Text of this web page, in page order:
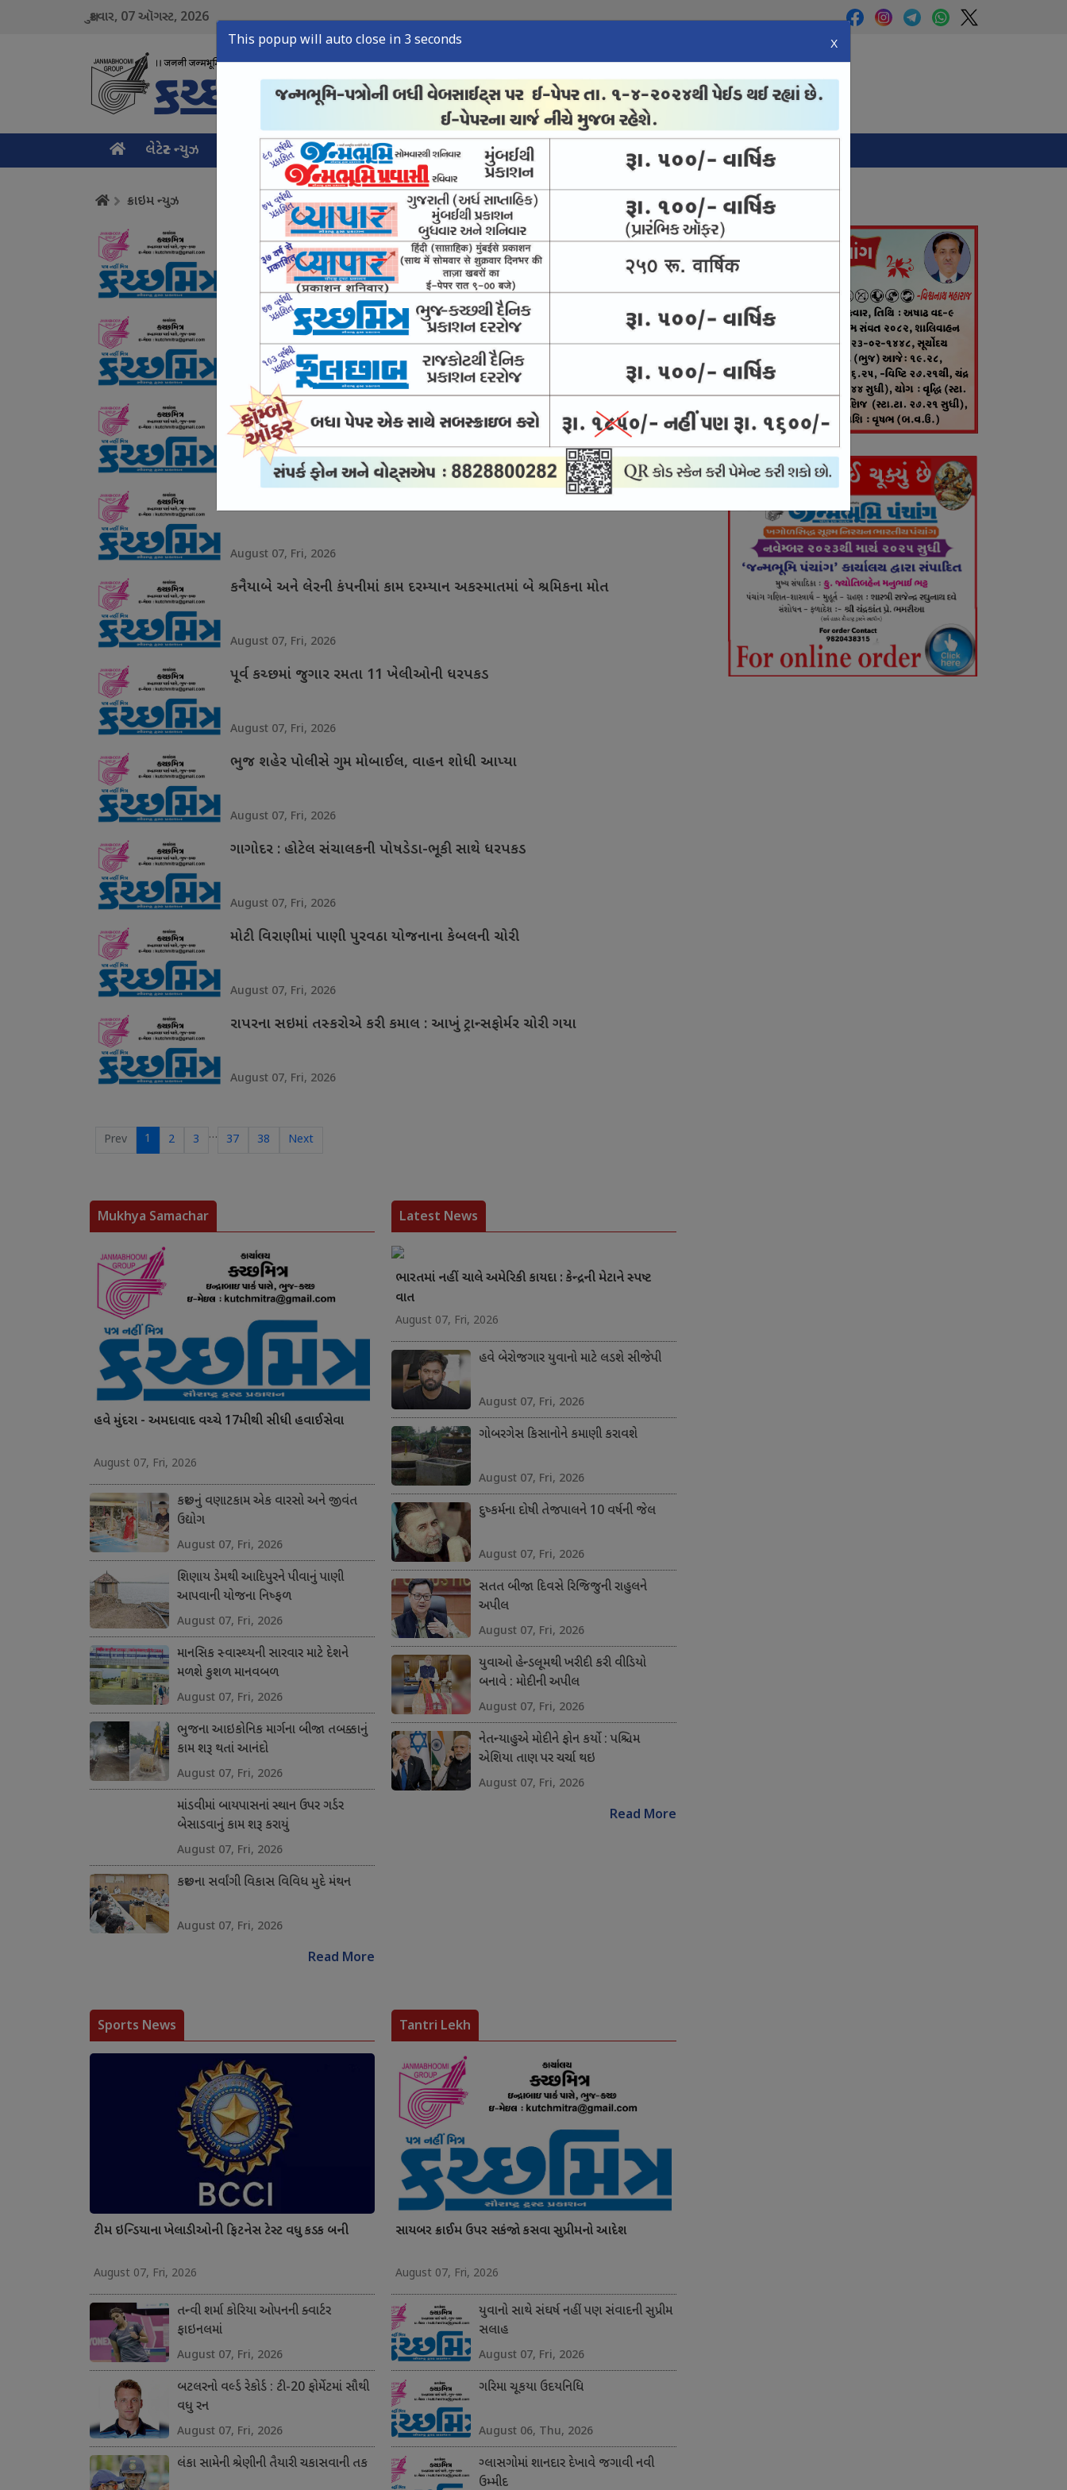
શુક્રવાર, 07ઑગસ્ટ, 2026
લેટેસ્ટ ન્યુઝ મુખ્ય સમાચાર ક્રાઇમ ન્યુઝ સ્પોર્ટ્સ ન્યુઝ તંત્રી લેખ ઈ-પેપર
This popup will auto close in 2 seconds X
ક્રાઇમ ન્યુઝ
સામખિયાળી : ચાલુ ટ્રેનમાં યુવાનના મોબાઇલની ચોરી
August 07, Fri, 2026
ભુજમાં વ્યાજખોરી અંગે પોલીસ ફરિયાદ દાખલ
August 07, Fri, 2026
ભુજમાં તીનપત્તીનો જુગાર રમતા છ મહિલા સહિત આઠ ખેલી પકડાયા
August 07, Fri, 2026
August 07, Fri, 2026
કનૈયાબે અને લેરની કંપનીમાં કામ દરમ્યાન અકસ્માતમાં બે શ્રમિકના મોત
August 07, Fri, 2026
પૂર્વ કચ્છમાં જુગાર રમતા 11 ખેલીઓની ધરપકડ
August 07, Fri, 2026
ભુજ શહેર પોલીસે ગુમ મોબાઈલ, વાહન શોધી આપ્યા
August 07, Fri, 2026
ગાગોદર : હોટેલ સંચાલકની પોષડેડા-ભૂકી સાથે ધરપકડ
August 07, Fri, 2026
મોટી વિરાણીમાં પાણી પુરવઠા યોજનાના કેબલની ચોરી
August 07, Fri, 2026
રાપરના સઇમાં તસ્કરોએ કરી કમાલ : આખું ટ્રાન્સફોર્મર ચોરી ગયા
August 07, Fri, 2026
Prev 1 2 3 … 37 38 Next
Panchang
Mukhya Samachar
હવે મુંદરા - અમદાવાદ વચ્ચે 17મીથી સીધી હવાઈસેવા
August 07, Fri, 2026
કચ્છનું વણાટકામ એક વારસો અને જીવંત
ઉદ્યોગ
August 07, Fri, 2026
શિણાય ડેમથી આદિપુરને પીવાનું પાણી
આપવાની યોજના નિષ્ફળ
August 07, Fri, 2026
માનસિક સ્વાસ્થ્યની સારવાર માટે દેશને
મળશે કુશળ માનવબળ
August 07, Fri, 2026
ભુજના આઇકોનિક માર્ગના બીજા તબક્કાનું
કામ શરૂ થતાં આનંદો
August 07, Fri, 2026
માંડવીમાં બાયપાસનાં સ્થાન ઉપર ગર્ડર
બેસાડવાનું કામ શરૂ કરાયું
August 07, Fri, 2026
કચ્છના સર્વાંગી વિકાસ વિવિધ મુદે મંથન
August 07, Fri, 2026
Read More
Latest News
ભારતમાં નહીં ચાલે અમેરિકી કાયદા : કેન્દ્રની મેટાને સ્પષ્ટ
વાત
August 07, Fri, 2026
હવે બેરોજગાર યુવાનો માટે લડશે સીજેપી
August 07, Fri, 2026
ગોબરગેસ કિસાનોને કમાણી કરાવશે
August 07, Fri, 2026
દુષ્કર્મના દોષી તેજપાલને 10 વર્ષની જેલ
August 07, Fri, 2026
સતત બીજા દિવસે રિજિજુની રાહુલને
અપીલ
August 07, Fri, 2026
યુવાઓ હેન્ડલૂમથી ખરીદી કરી વીડિયો
બનાવે : મોદીની અપીલ
August 07, Fri, 2026
નેતન્યાહુએ મોદીને ફોન કર્યો : પશ્ચિમ
એશિયા તાણ પર ચર્ચા થઇ
August 07, Fri, 2026
Read More
Sports News
ટીમ ઇન્ડિયાના ખેલાડીઓની ફિટનેસ ટેસ્ટ વધુ કડક બની
August 07, Fri, 2026
તન્વી શર્મા કોરિયા ઓપનની ક્વાર્ટર
ફાઇનલમાં
August 07, Fri, 2026
બટલરનો વર્લ્ડ રેકોર્ડ : ટી-20 ફોર્મેટમાં સૌથી
વધુ રન
August 07, Fri, 2026
લંકા સામેની શ્રેણીની તૈયારી ચકાસવાની તક
Tantri Lekh
સાયબર ક્રાઈમ ઉપર સકંજો કસવા સુપ્રીમનો આદેશ
August 07, Fri, 2026
યુવાનો સાથે સંઘર્ષ નહીં પણ સંવાદની સુપ્રીમ
સલાહ
August 07, Fri, 2026
ગરિમા ચૂકયા ઉદયનિધિ
August 06, Thu, 2026
ગ્લાસગોમાં શાનદાર દેખાવે જગાવી નવી
ઉમ્મીદ